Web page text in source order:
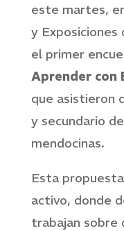
este martes,
y Exposiciones
el primer
Aprender con
que asistieron
y secundario
mendocinas.
Esta
activo, donde
trabajan sobre